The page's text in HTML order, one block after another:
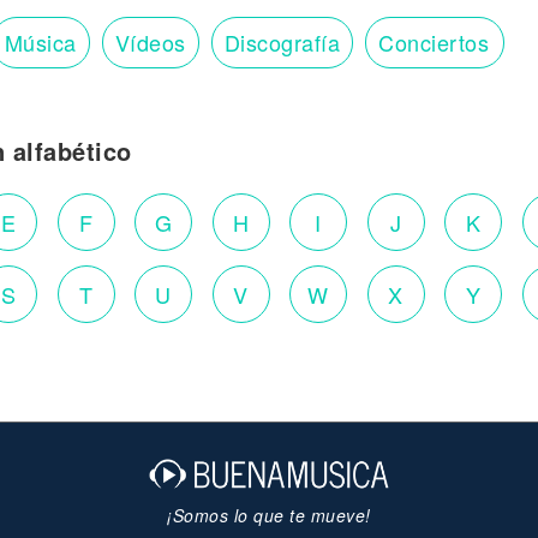
Música Vídeos Discografía Conciertos
alfabético
E F G H I J K
S T U V W X Y
¡Somos lo que te mueve!